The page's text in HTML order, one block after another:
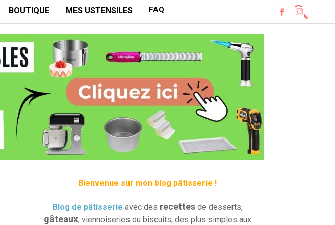
BOUTIQUE MES USTENSILES FAQ
Bienvenue sur mon blog pâtisserie !
Blog de pâtisserie avec des recettes de desserts,
gâteaux, viennoiseries ou biscuits, des plus simples aux